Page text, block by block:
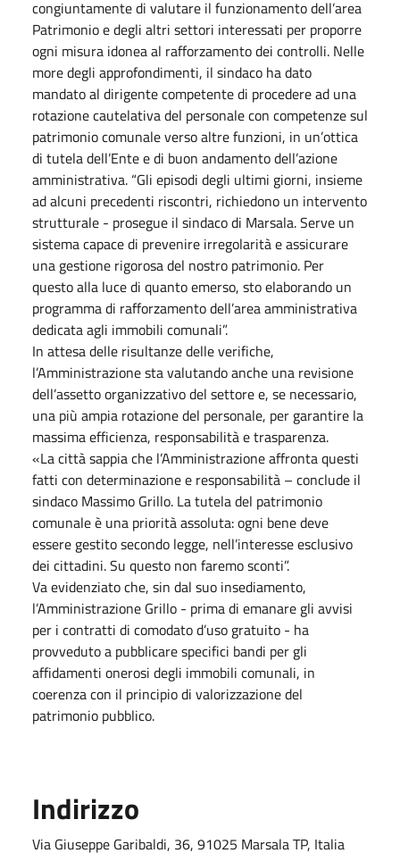
congiuntamente di valutare il funzionamento dell’area
Patrimonio e degli altri settori interessati per proporre
ogni misura idonea al rafforzamento dei controlli. Nelle
more degli approfondimenti, il sindaco ha dato
mandato al dirigente competente di procedere ad una
rotazione cautelativa del personale con competenze sul
patrimonio comunale verso altre funzioni, in un’ottica
di tutela dell’Ente e di buon andamento dell’azione
amministrativa. “Gli episodi degli ultimi giorni, insieme
ad alcuni precedenti riscontri, richiedono un intervento
strutturale - prosegue il sindaco di Marsala. Serve un
sistema capace di prevenire irregolarità e assicurare
una gestione rigorosa del nostro patrimonio. Per
questo alla luce di quanto emerso, sto elaborando un
programma di rafforzamento dell’area amministrativa
dedicata agli immobili comunali”.
In attesa delle risultanze delle verifiche,
l’Amministrazione sta valutando anche una revisione
dell’assetto organizzativo del settore e, se necessario,
una più ampia rotazione del personale, per garantire la
massima efficienza, responsabilità e trasparenza.
«La città sappia che l’Amministrazione affronta questi
fatti con determinazione e responsabilità – conclude il
sindaco Massimo Grillo. La tutela del patrimonio
comunale è una priorità assoluta: ogni bene deve
essere gestito secondo legge, nell’interesse esclusivo
dei cittadini. Su questo non faremo sconti”.
Va evidenziato che, sin dal suo insediamento,
l’Amministrazione Grillo - prima di emanare gli avvisi
per i contratti di comodato d’uso gratuito - ha
provveduto a pubblicare specifici bandi per gli
affidamenti onerosi degli immobili comunali, in
coerenza con il principio di valorizzazione del
patrimonio pubblico.
Indirizzo
Via Giuseppe Garibaldi, 36, 91025 Marsala TP, Italia